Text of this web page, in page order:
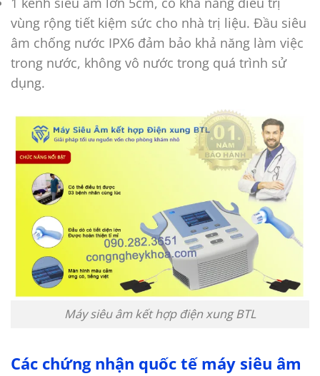
vùng rộng tiết kiệm sức cho nhà trị liệu. Đầu siêu
âm chống nước IPX6 đảm bảo khả năng làm việc
trong nước, không vô nước trong quá trình sử
dụng.
Máy siêu âm kết hợp điện xung BTL
Các chứng nhận quốc tế máy siêu âm